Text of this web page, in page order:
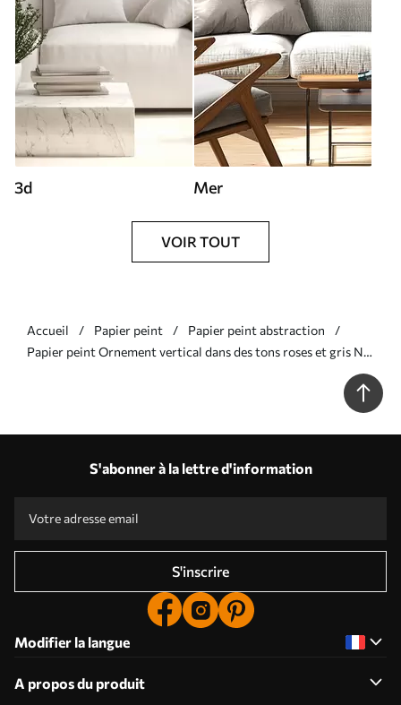
3d Mer
VOIR TOUT
Accueil Papier peint
Papier peint abstraction
Papier peint Ornement vertical dans des tons roses et gris N°
S'abonner à la lettre d'information
S'inscrire
Modifier la langue
A propos du produit